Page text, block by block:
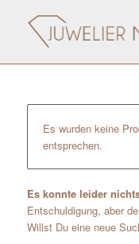
Es wurden keine
entsprechen.
Es konnte leider
Entschuldigung, aber
Willst Du eine neue